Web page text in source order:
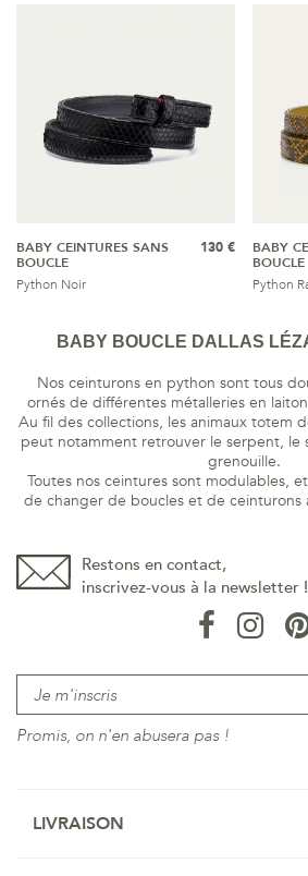
BABY CEINTURES SANS
BOUCLE
Python Noir
130 €
BABY
BOUCLE
Python
BABY BOUCLE DALLAS
Nos ceinturons en python sont tous
ornés de différentes métalleries en
Au fil des collections, les animaux totem
peut notamment retrouver le serpent, le
grenouille.
Toutes nos ceintures sont modulables,
de changer de boucles et de ceinturons
Restons en contact,
inscrivez-vous à la newsletter !
Promis, on n'en abusera pas !
LIVRAISON